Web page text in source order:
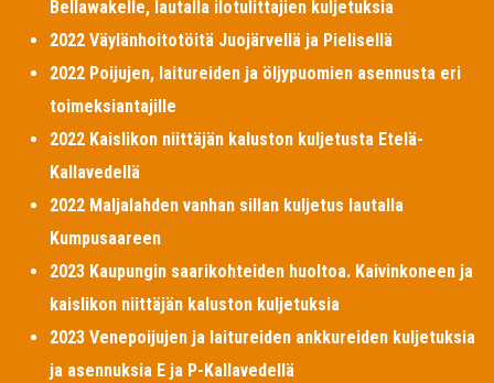
Bellawakelle, lautalla ilotulittajien kuljetuksia
2022 Väylänhoitotöitä Juojärvellä ja Pielisellä
2022 Poijujen, laitureiden ja öljypuomien asennusta eri
toimeksiantajille
2022 Kaislikon niittäjän kaluston kuljetusta Etelä-
Kallavedellä
2022 Maljalahden vanhan sillan kuljetus lautalla
Kumpusaareen
2023 Kaupungin saarikohteiden huoltoa. Kaivinkoneen ja
kaislikon niittäjän kaluston kuljetuksia
2023 Venepoijujen ja laitureiden ankkureiden kuljetuksia
ja asennuksia E ja P-Kallavedellä